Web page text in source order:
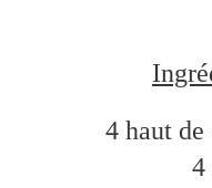
4 haut de
4